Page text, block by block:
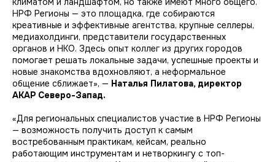
НРФ Регионы — это площадка, где собираются
креативные и эффективные агентства, крупные селлеры,
медиахолдинги, представители государственных
органов и НКО. Здесь опыт коллег из других городов
помогает решать локальные задачи, успешные проекты и
новые знакомства вдохновляют, а неформальное
общение сближает», — Наталья Пилатова, директор
АКАР Северо-Запад.
«Для региональных специалистов участие в НРФ Регионы
— возможность получить доступ к самым
востребованным практикам, кейсам, реально
работающим инструментам и нетворкингу с топ-